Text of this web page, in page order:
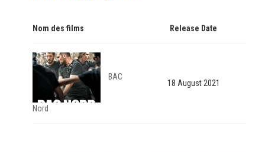
Nom des films Release Date
BAC
Nord
18 August 2021